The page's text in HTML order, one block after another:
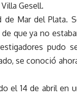
Gesell.
Mar del Plata.
que ya no
pudo
se conoció
el 14 de abril en